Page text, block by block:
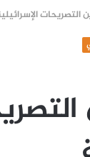
التصريحات